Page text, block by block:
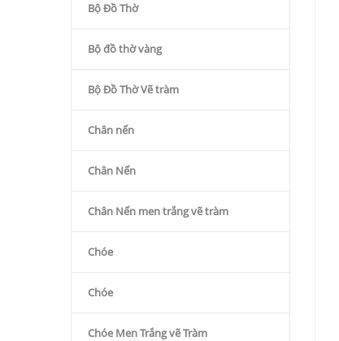
Bộ Đồ Thờ
Bộ đồ thờ vàng
Bộ Đồ Thờ Vẽ tràm
Chân nến
Chân Nến
Chân Nến men trắng vẽ tràm
Chóe
Chóe
Chóe Men Trắng vẽ Tràm